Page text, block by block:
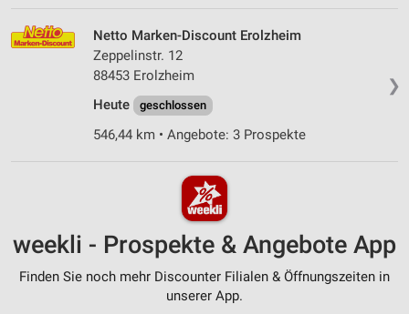
❯
Netto Marken-Discount Erolzheim
Zeppelinstr. 12
88453 Erolzheim
Heute
geschlossen
546,44 km • Angebote: 3 Prospekte
weekli - Prospekte & Angebote App
Finden Sie noch mehr Discounter Filialen & Öffnungszeiten in
unserer App.